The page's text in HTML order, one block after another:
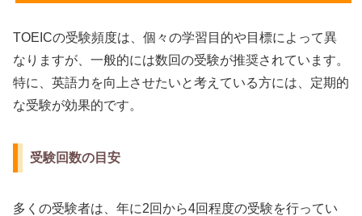
TOEICの受験頻度は、個々の学習目的や目標によって異
なりますが、一般的には数回の受験が推奨されています。
特に、英語力を向上させたいと考えている方には、定期的
な受験が効果的です。
受験回数の目安
多くの受験者は、年に2回から4回程度の受験を行ってい